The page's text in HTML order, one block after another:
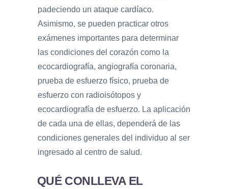
padeciendo un ataque cardíaco.
Asimismo, se pueden practicar otros
exámenes importantes para determinar
las condiciones del corazón como la
ecocardiografía, angiografía coronaria,
prueba de esfuerzo físico, prueba de
esfuerzo con radioisótopos y
ecocardiografía de esfuerzo. La aplicación
de cada una de ellas, dependerá de las
condiciones generales del individuo al ser
ingresado al centro de salud.
QUÉ CONLLEVA EL